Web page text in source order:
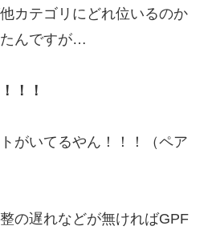
カテゴリにどれ位いるのか
んですが…
！！
がいてるやん！！！（ペア
の遅れなどが無ければGPF